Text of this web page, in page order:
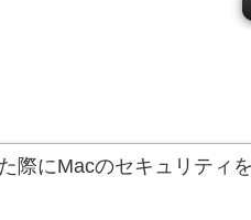
際にMacのセキュリティ